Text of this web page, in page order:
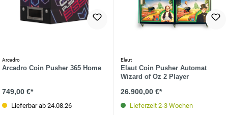
Arcadro
Arcadro Coin Pusher 365 Home
749,00 €*
Lieferbar ab 24.08.26
Elaut
Elaut Coin Pusher Automat
Wizard of Oz 2 Player
26.900,00 €*
Lieferzeit 2-3 Wochen